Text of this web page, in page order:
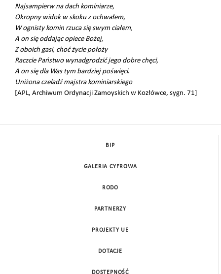
Najsampierw na dach kominiarze,
Okropny widok w skoku z ochwałem,
W ognisty komin rzuca się swym ciałem,
A on się oddając opiece Bożej,
Z oboich gasi, choć życie położy
Raczcie Państwo wynadgrodzić jego dobre chęci,
A on się dla Was tym bardziej poświęci.
Uniżona czeladź majstra kominiarskiego
[APL, Archiwum Ordynacji Zamoyskich w Kozłówce, sygn. 71]
BIP
GALERIA CYFROWA
RODO
PARTNERZY
PROJEKTY UE
DOTACJE
DOSTĘPNOŚĆ